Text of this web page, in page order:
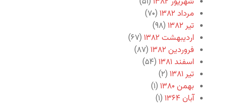
مرداد ۱۳۸۲
(۷۰)
تیر ۱۳۸۲
(۹۸)
اردیبهشت ۱۳۸۲
(۶۷)
فروردین ۱۳۸۲
(۸۷)
اسفند ۱۳۸۱
(۵۴)
تیر ۱۳۸۱
(۲)
بهمن ۱۳۸۰
(۱)
آبان ۱۳۶۴
(۱)